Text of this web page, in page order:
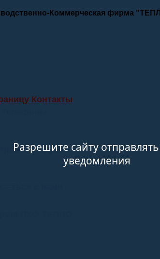
Разрешите сайту
уведомления
Коммерческая фирма
Контакты
адреса